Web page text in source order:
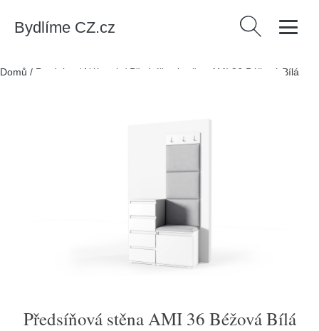
Bydlíme CZ.cz Vyhledávání
Domů / Produkty / Nábytek / Předsíňová stěna AMI 36 Béžová Bílá
Předsíňová stěna AMI 36 Béžová Bílá